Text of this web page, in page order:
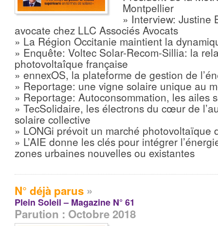
Montpellier
» Interview: Justine
avocate chez LLC Associés Avocats
» La Région Occitanie maintient la
» Enquête: Voltec Solar-Recom-Sillia: la
photovoltaîque française
» ennexOS, la plateforme de gestion de
» Reportage: une vigne solaire unique au
» Reportage: Autoconsommation, les ailes
» TecSolidaire, les électrons du cœur de
solaire collective
» LONGi prévoit un marché photovoltaïque
» L’AIE donne les clés pour intégrer
zones urbaines nouvelles ou existantes
N° déjà parus »
Plein Soleil – Magazine N° 61
Parution : Octobre 2018